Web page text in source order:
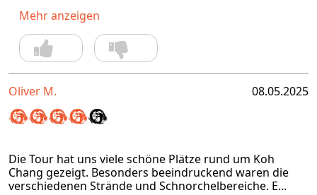
Mehr anzeigen
Oliver M. 08.05.2025
Die Tour hat uns viele schöne Plätze rund um Koh
Chang gezeigt. Besonders beeindruckend waren die
verschiedenen Strände und Schnorchelbereiche. E...